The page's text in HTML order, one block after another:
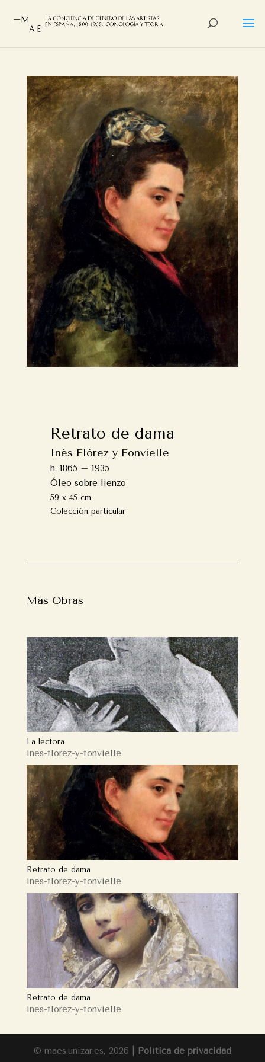
Retrato de dama
Inés Flórez y Fonvielle
h. 1865 – 1935
Óleo sobre lienzo
59 x 45 cm
Colección particular
Más Obras
La lectora
ines-florez-y-fonvielle
Retrato de dama
ines-florez-y-fonvielle
Retrato de dama
ines-florez-y-fonvielle
© maes.unizar.es, 2026 | Política de privacidad